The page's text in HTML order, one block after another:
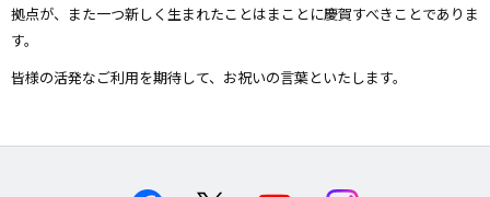
拠点が、また一つ新しく生まれたことはまことに慶賀すべきことでありま
す。
皆様の活発なご利用を期待して、お祝いの言葉といたします。